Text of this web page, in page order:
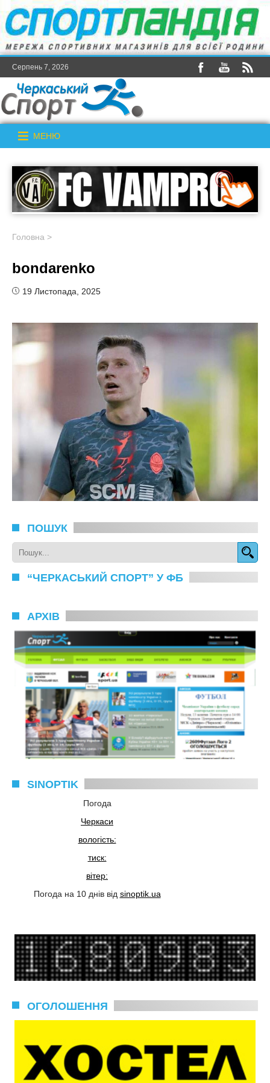
Серпень 7, 2026
МЕНЮ
Головна >
bondarenko
19 Листопада, 2025
ПОШУК
“ЧЕРКАСЬКИЙ СПОРТ” У ФБ
АРХІВ
SINOPTIK
Погода
Черкаси
вологість:
тиск:
вітер:
Погода на 10 днів від sinoptik.ua
ОГОЛОШЕННЯ